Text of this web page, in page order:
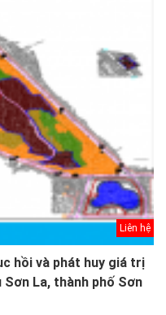
Liên hệ
hồi và phát huy giá trị
La, thành phố Sơn